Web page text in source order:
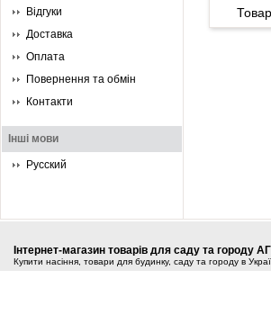
Відгуки
Доставка
Оплата
Повернення та обмін
Контакти
Інші мови
Русский
Інтернет-магазин товарів для саду та городу
Купити насіння, товари для будинку, саду та городу в